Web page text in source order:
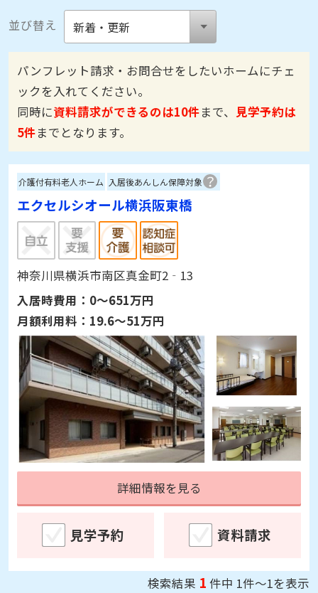
並び替え
パンフレット請求・お問合せをしたいホームにチェ
ックを入れてください。
同時に資料請求ができるのは10件まで、 見学予約は
5件までとなります。
介護付有料老人ホーム 入居後あんしん保障対象
エクセルシオール横浜阪東橋
神奈川県横浜市南区真金町2‐13
入居時費用： 0～651万円
月額利用料： 19.6～51万円
詳細情報を見る
見学予約 資料請求
検索結果 1件中 1件～1を表示